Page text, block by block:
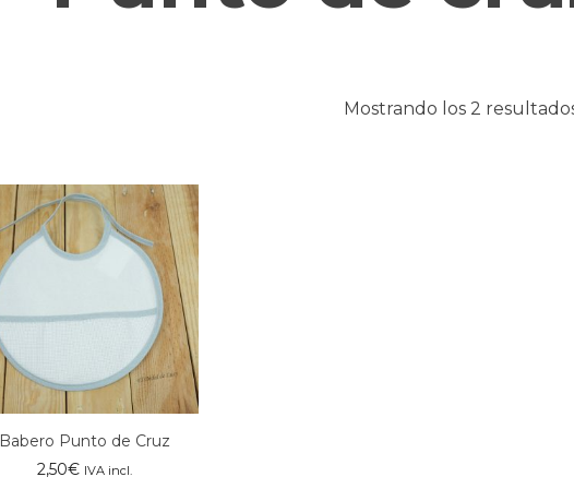
Mostrando los 2
Babero Punto de Cruz
2,50€ IVA incl.